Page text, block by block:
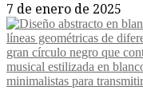
7 de enero de 2025